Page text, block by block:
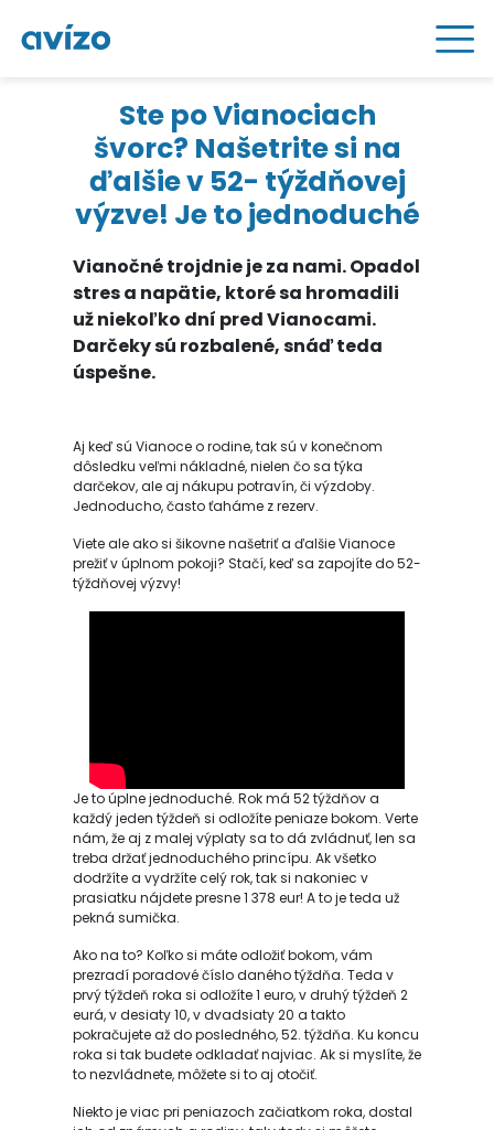
Ste po Vianociach
švorc? Našetrite si na
ďalšie v 52- týždňovej
výzve! Je to jednoduché
Vianočné trojdnie je za nami. Opadol
stres a napätie, ktoré sa hromadili
už niekoľko dní pred Vianocami.
Darčeky sú rozbalené, snáď teda
úspešne.
Aj keď sú Vianoce o rodine, tak sú v konečnom
dôsledku veľmi nákladné, nielen čo sa týka
darčekov, ale aj nákupu potravín, či výzdoby.
Jednoducho, často ťaháme z rezerv.
Viete ale ako si šikovne našetriť a ďalšie Vianoce
prežiť v úplnom pokoji? Stačí, keď sa zapojíte do 52-
týždňovej výzvy!
Je to úplne jednoduché. Rok má 52 týždňov a
každý jeden týždeň si odložíte peniaze bokom. Verte
nám, že aj z malej výplaty sa to dá zvládnuť, len sa
treba držať jednoduchého princípu. Ak všetko
dodržíte a vydržíte celý rok, tak si nakoniec v
prasiatku nájdete presne 1 378 eur! A to je teda už
pekná sumička.
Ako na to? Koľko si máte odložiť bokom, vám
prezradí poradové číslo daného týždňa. Teda v
prvý týždeň roka si odložíte 1 euro, v druhý týždeň 2
eurá, v desiaty 10, v dvadsiaty 20 a takto
pokračujete až do posledného, 52. týždňa. Ku koncu
roka si tak budete odkladať najviac. Ak si myslíte, že
to nezvládnete, môžete si to aj otočiť.
Niekto je viac pri peniazoch začiatkom roka, dostal